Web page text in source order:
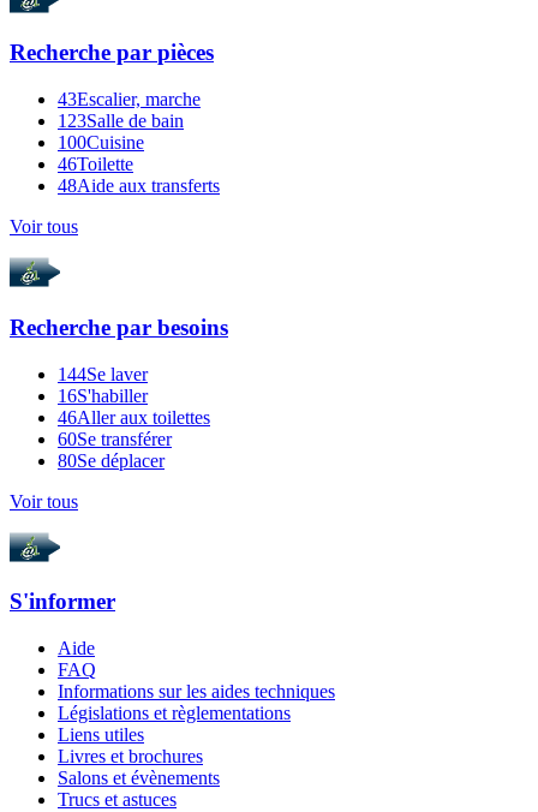
Recherche par pièces
43Escalier, marche
123Salle de bain
100Cuisine
46Toilette
48Aide aux transferts
Voir tous
Recherche par besoins
144Se laver
16S'habiller
46Aller aux toilettes
60Se transférer
80Se déplacer
Voir tous
S'informer
Aide
FAQ
Informations sur les aides techniques
Législations et règlementations
Liens utiles
Livres et brochures
Salons et évènements
Trucs et astuces